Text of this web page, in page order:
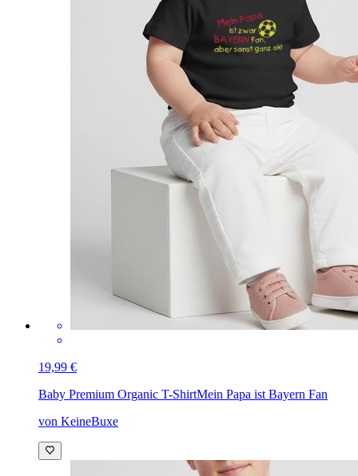
19,99 €
Baby Premium Organic T-ShirtMein Papa ist Bayern Fan
von KeineBuxe